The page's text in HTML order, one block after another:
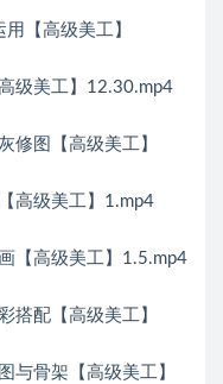
【高级美工】
级美工】12.30.mp4
修图【高级美工】
高级美工】1.mp4
【高级美工】1.5.mp4
搭配【高级美工】
与骨架【高级美工】